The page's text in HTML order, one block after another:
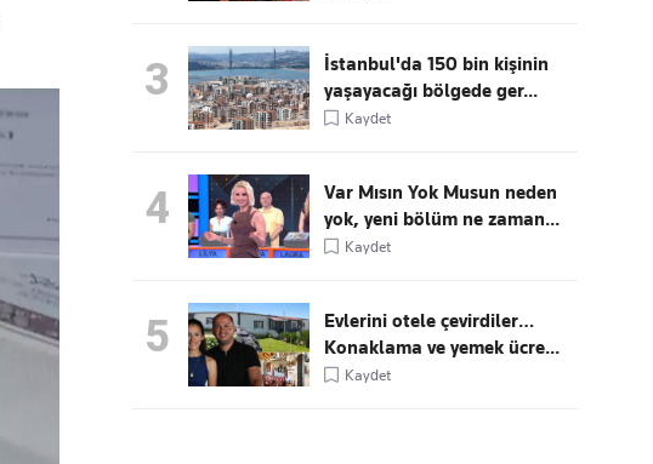
3
İstanbul'da 150 bin kişinin
yaşayacağı bölgede ger...
Kaydet
4
Var Mısın Yok Musun neden
yok, yeni bölüm ne zaman...
Kaydet
5
Evlerini otele çevirdiler…
Konaklama ve yemek ücre...
Kaydet